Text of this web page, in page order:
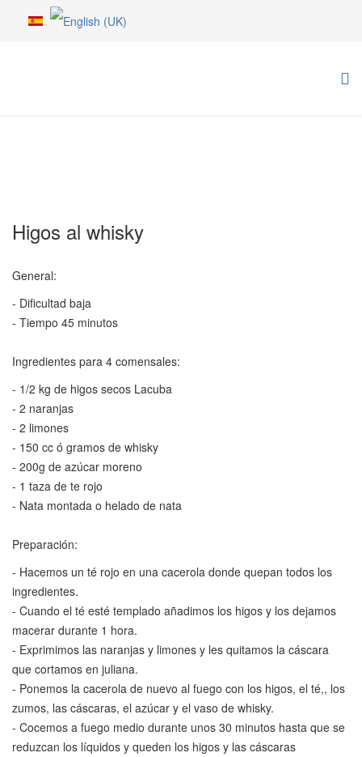
Higos al whisky
General:
- Dificultad baja
- Tiempo 45 minutos
Ingredientes para 4 comensales:
- 1/2 kg de higos secos Lacuba
- 2 naranjas
- 2 limones
- 150 cc ó gramos de whisky
- 200g de azúcar moreno
- 1 taza de te rojo
- Nata montada o helado de nata
Preparación:
- Hacemos un té rojo en una cacerola donde quepan todos los
ingredientes.
- Cuando el té esté templado añadimos los higos y los dejamos
macerar durante 1 hora.
- Exprimimos las naranjas y limones y les quitamos la cáscara
que cortamos en juliana.
- Ponemos la cacerola de nuevo al fuego con los higos, el té,, los
zumos, las cáscaras, el azúcar y el vaso de whisky.
- Cocemos a fuego medio durante unos 30 minutos hasta que se
reduzcan los líquidos y queden los higos y las cáscaras